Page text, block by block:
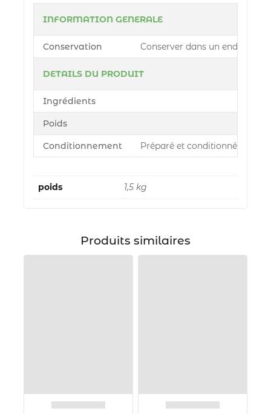
INFORMATION GENERALE
Conservation Conserver dans un endroit
DETAILS DU PRODUIT
Ingrédients
Poids
Conditionnement Préparé et conditionné par
poids 1,5 kg
Produits similaires